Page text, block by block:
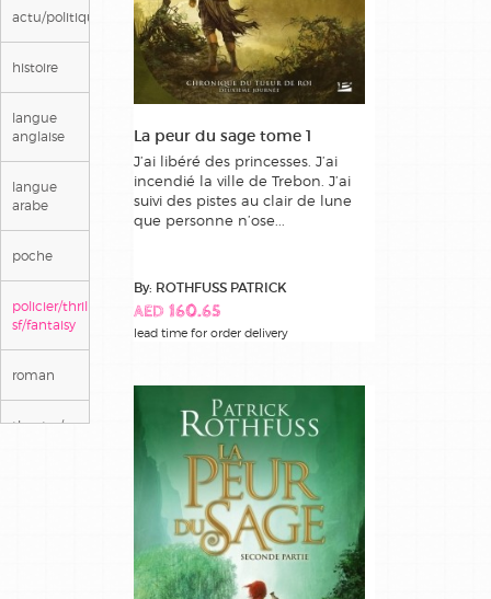
actu/politique/societe
histoire
langue
anglaise
langue
arabe
poche
policier/thriller/
sf/fantaisy
roman
theatre/poesie
La peur du sage tome 1
J’ai libéré des princesses. J’ai
incendié la ville de Trebon. J’ai
suivi des pistes au clair de lune
que personne n’ose...
By: ROTHFUSS PATRICK
AED 160.65
lead time for order delivery